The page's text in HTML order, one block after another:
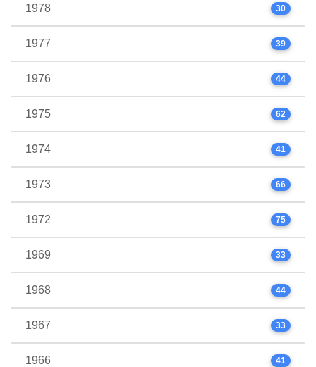
1978 30
1977 39
1976 44
1975 62
1974 41
1973 66
1972 75
1969 33
1968 44
1967 33
1966 41